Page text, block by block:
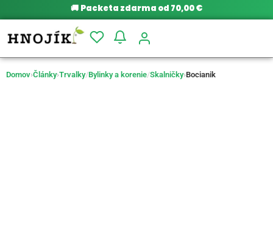
🚚 Packeta zdarma od 70,00 €
Domov›Články›Trvalky/Bylinky a korenie/Skalničky›Bocianik